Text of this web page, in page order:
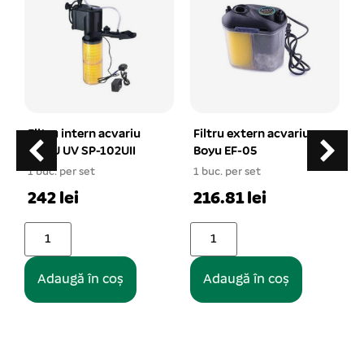
Filtru intern acvariu
BOYU UV SP-102UII
1 buc. per set
242 lei
Adaugă în coș
Filtru extern acvariu
Boyu EF-05
1 buc. per set
216.81 lei
Adaugă în coș